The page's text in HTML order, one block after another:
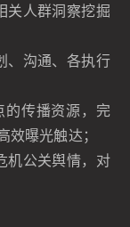
关人群洞察挖掘
、沟通、各执行
传播资源，完
曝光触达；
机公关舆情，对